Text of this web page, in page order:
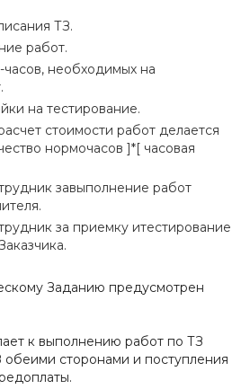
ТЗ.
работ.
необходимых на
на тестирование.
стоимости работ делается
нормочасов ]*[ часовая
завыполнение работ
за приемку итестирование
Заданию предусмотрен
к выполнению работ по ТЗ
сторонами и поступления